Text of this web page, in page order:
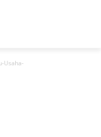
Usaha-